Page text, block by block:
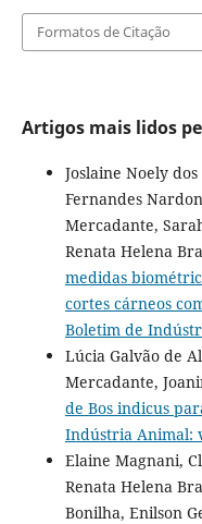
Formatos de Citação
Artigos mais lidos
Joslaine Noely
Fernandes
Mercadante,
Renata Helena
medidas
cortes cárneos
Boletim de
Lúcia Galvão de
Mercadante,
de Bos indicus
Indústria Animal:
Elaine Magnani,
Renata Helena
Bonilha, Enilson